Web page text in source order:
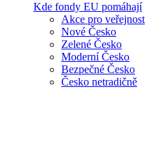
Kde fondy EU pomáhají
Akce pro veřejnost
Nové Česko
Zelené Česko
Moderní Česko
Bezpečné Česko
Česko netradičně